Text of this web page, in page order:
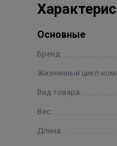
Основные
Бренд
Жизненный цикл
Вид товара
Вес:
Длина: